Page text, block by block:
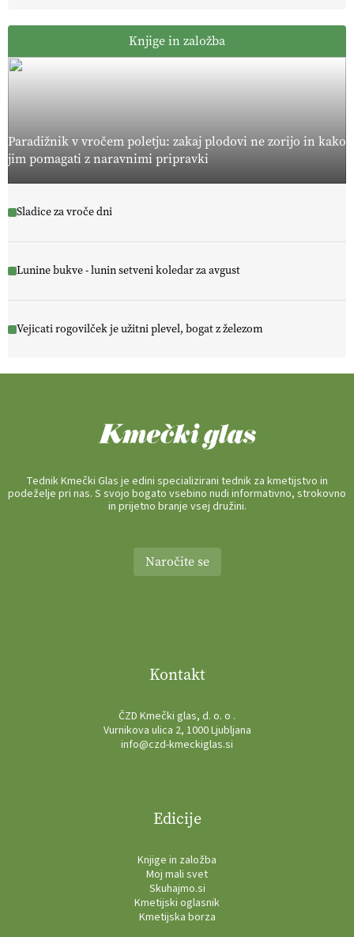
Knjige in založba
Paradižnik v vročem poletju: zakaj plodovi ne zorijo in kako
jim pomagati z naravnimi pripravki
Sladice za vroče dni
Lunine bukve - lunin setveni koledar za avgust
Vejicati rogovilček je užitni plevel, bogat z železom
Tednik Kmečki Glas je edini specializirani tednik za kmetijstvo in
podeželje pri nas. S svojo bogato vsebino nudi informativno, strokovno
in prijetno branje vsej družini.
Naročite se
Kontakt
ČZD Kmečki glas, d. o. o .
Vurnikova ulica 2, 1000 Ljubljana
info@czd-kmeckiglas.si
Edicije
Knjige in založba
Moj mali svet
Skuhajmo.si
Kmetijski oglasnik
Kmetijska borza